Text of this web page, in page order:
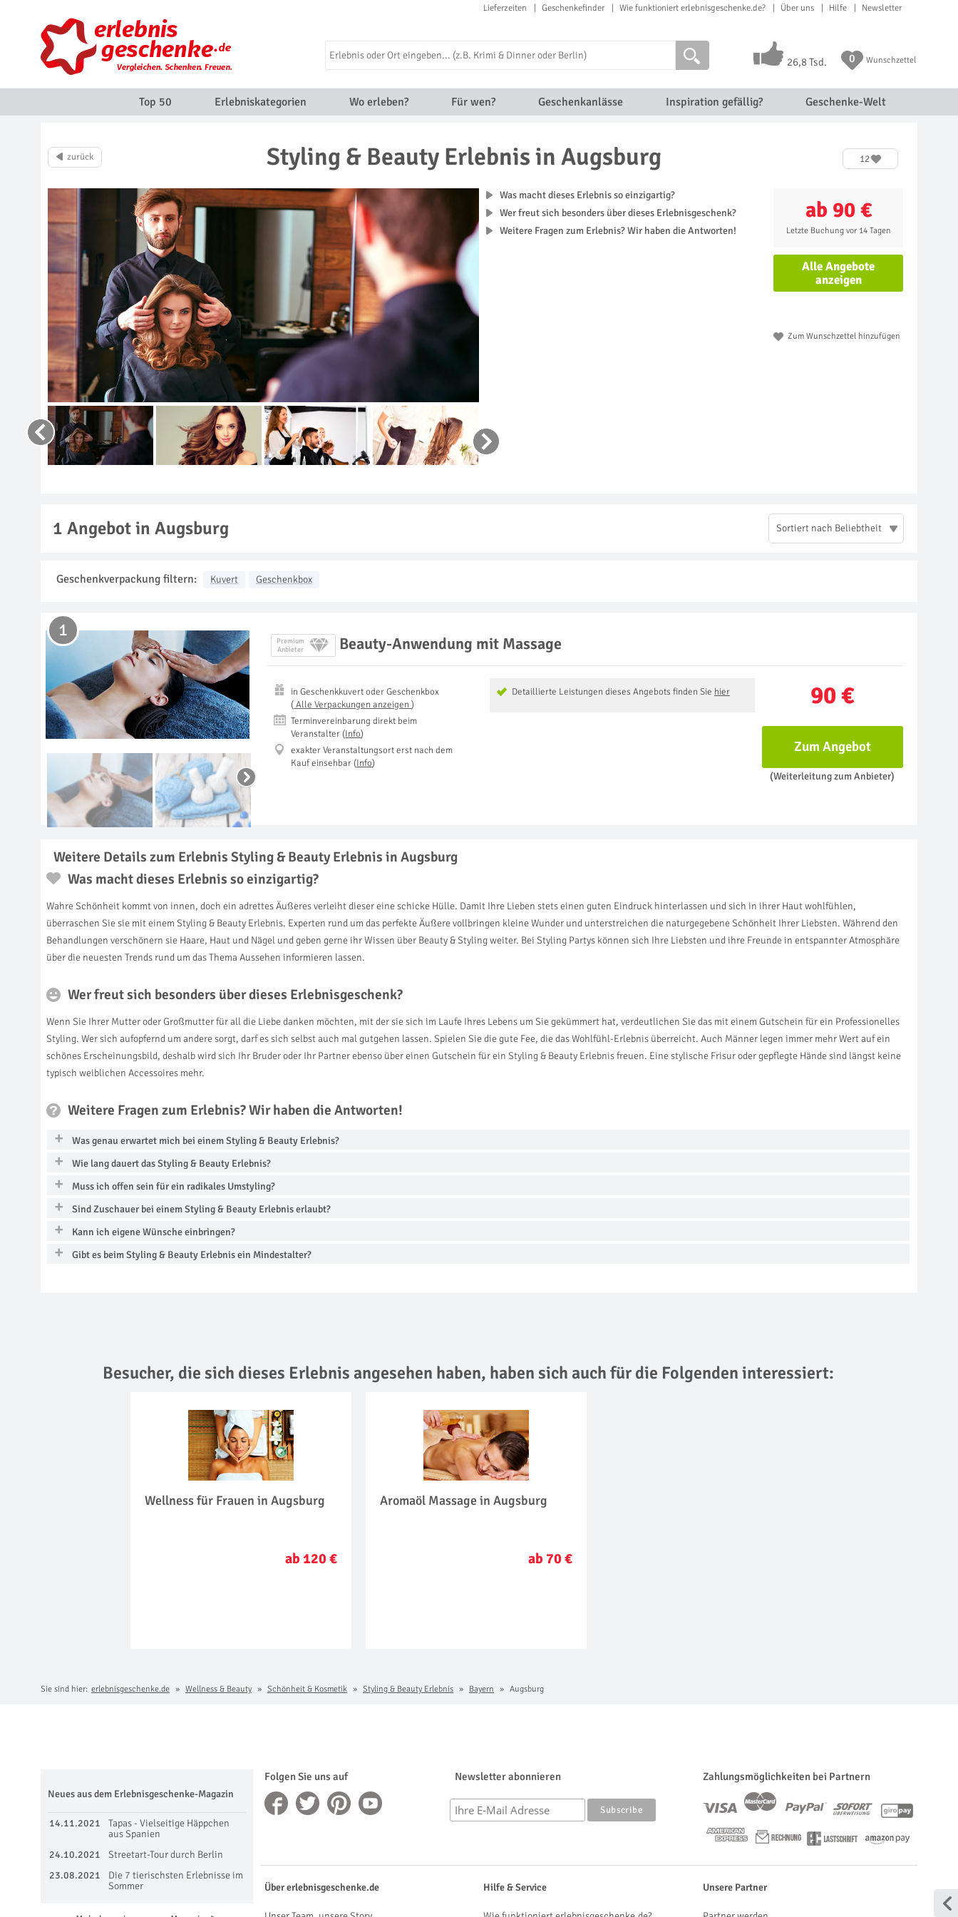
Lieferzeiten Geschenkefinder Wie funktioniert erlebnisgeschenke.de? Über uns Hilfe Newsletter
26,8 Tsd. 0 Wunschzettel
Top 50 Erlebniskategorien Wo erleben? Für wen? Geschenkanlässe Inspiration gefällig? Geschenke-Welt
Styling & Beauty Erlebnis in Augsburg 12
ab 90 €
Letzte Buchung vor 14 Tagen
Alle Angebote
anzeigen
Zum Wunschzettel hinzufügen
Was macht dieses Erlebnis so einzigartig?
Wer freut sich besonders über dieses Erlebnisgeschenk?
Weitere Fragen zum Erlebnis? Wir haben die Antworten!
1 Angebot in Augsburg Sortiert nach Beliebtheit
Geschenkverpackung filtern: Kuvert Geschenkbox
Premium
Anbieter
Beauty-Anwendung mit Massage
1
90 €
Detaillierte Leistungen dieses Angebots finden Sie hier
inGeschenkkuvert oder Geschenkbox
( Alle Verpackungen anzeigen )
Terminvereinbarung direkt beim
Veranstalter (Info)
exakter Veranstaltungsort erst nach dem
Kauf einsehbar (Info)
Zum Angebot
(Weiterleitung zum Anbieter)
Weitere Details zum Erlebnis Styling & Beauty Erlebnis in Augsburg
Was macht dieses Erlebnis so einzigartig?
Wahre Schönheit kommt von innen, doch ein adrettes Äußeres verleiht dieser eine schicke Hülle. Damit Ihre Lieben stets einen guten Eindruck hinterlassen und sich in ihrer Haut wohlfühlen,
überraschen Sie sie mit einem Styling & Beauty Erlebnis. Experten rund um das perfekte Äußere vollbringen kleine Wunder und unterstreichen die naturgegebene Schönheit Ihrer Liebsten. Während den
Behandlungen verschönern sie Haare, Haut und Nägel und geben gerne ihr Wissen über Beauty & Styling weiter. Bei Styling Partys können sich Ihre Liebsten und ihre Freunde in entspannter Atmosphäre
über die neuesten Trends rund um das Thema Aussehen informieren lassen.
Wer freut sich besonders über dieses Erlebnisgeschenk?
Wenn Sie Ihrer Mutter oder Großmutter für all die Liebe danken möchten, mit der sie sich im Laufe Ihres Lebens um Sie gekümmert hat, verdeutlichen Sie das mit einem Gutschein für ein Professionelles
Styling. Wer sich aufopfernd um andere sorgt, darf es sich selbst auch mal gutgehen lassen. Spielen Sie die gute Fee, die das Wohlfühl-Erlebnis überreicht. Auch Männer legen immer mehr Wert auf ein
schönes Erscheinungsbild, deshalb wird sich Ihr Bruder oder Ihr Partner ebenso über einen Gutschein für ein Styling & Beauty Erlebnis freuen. Eine stylische Frisur oder gepflegte Hände sind längst keine
typisch weiblichen Accessoires mehr.
Weitere Fragen zum Erlebnis? Wir haben die Antworten!
Was genau erwartet mich bei einem Styling & Beauty Erlebnis?
Wie lang dauert das Styling & Beauty Erlebnis?
Muss ich offen sein für ein radikales Umstyling?
Sind Zuschauer bei einem Styling & Beauty Erlebnis erlaubt?
Kann ich eigene Wünsche einbringen?
Gibt es beim Styling & Beauty Erlebnis ein Mindestalter?
Besucher, die sich dieses Erlebnis angesehen haben, haben sich auch für die Folgenden interessiert:
Wellness für Frauen in Augsburg
ab 120 €
Aromaöl Massage in Augsburg
ab 70 €
Sie sind hier: erlebnisgeschenke.de Wellness & Beauty Schönheit & Kosmetik Styling & Beauty Erlebnis Bayern Augsburg
Folgen Sie uns auf Newsletter abonnieren Zahlungsmöglichkeiten bei Partnern
Neues aus dem Erlebnisgeschenke-Magazin
14.11.2021
Tapas - Vielseitige Häppchen
aus Spanien
24.10.2021
Streetart-Tour durch Berlin
23.08.2021
Die 7 tierischsten Erlebnisse im
Sommer
Über erlebnisgeschenke.de Hilfe & Service Unsere Partner